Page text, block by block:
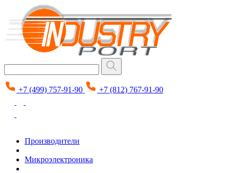
+7 (499) 757-91-90 +7 (812) 767-91-90
Производители
Микроэлектроника